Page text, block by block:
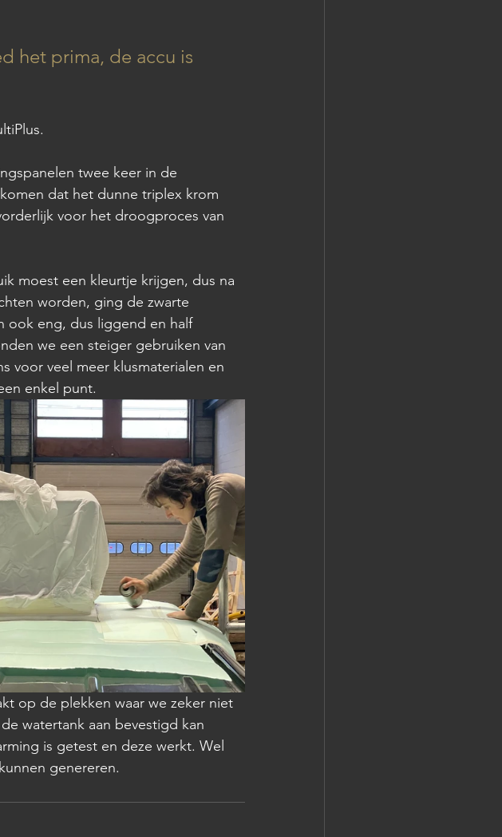
het prima, de accu is
twee keer in de
dat het dunne triplex krom
voor het droogproces van
moest een kleurtje krijgen, dus na
worden, ging de zwarte
ook eng, dus liggend en half
we een steiger gebruiken van
voor veel meer klusmaterialen en
enkel punt.
op de plekken waar we zeker niet
watertank aan bevestigd kan
is getest en deze werkt. Wel
genereren.